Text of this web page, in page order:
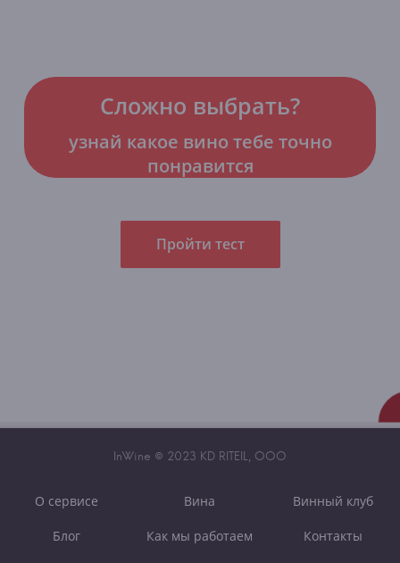
Сложно выбрать?
узнай какое вино тебе точно
понравится
Пройти тест
InWine © 2023 KD RITEIL, OOO
О сервисе Вина Винный клуб
Блог Как мы работаем Контакты